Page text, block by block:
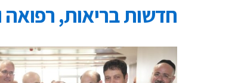
חדשות בריאות, רפואה